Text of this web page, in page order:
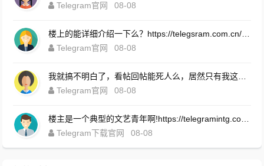
Telegram官网
08-08
楼上的能详细介绍一下么？https://telegsram.com.cn/download.html
Telegram官网
08-08
我就搞不明白了，看帖回帖能死人么，居然只有我这么认真的在回帖！https://telegsram.com.cn/
Telegram官网
08-08
楼主是一个典型的文艺青年啊!https://telegramintg.com.cn/download.html
Telegram下载官网
08-08